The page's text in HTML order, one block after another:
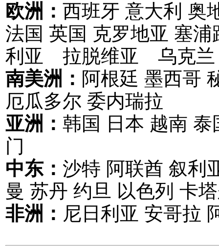
欧洲： 西班牙 意大利 奥
法国 英国 克罗地亚 塞
利亚 拉脱维亚 乌克兰
南美洲： 阿根廷 墨西哥
厄瓜多尔 委内瑞拉
亚洲： 韩国 日本 越南
门
中东： 沙特 阿联酋 叙利
曼 苏丹 约旦 以色列 卡
非洲： 尼日利亚 安哥拉